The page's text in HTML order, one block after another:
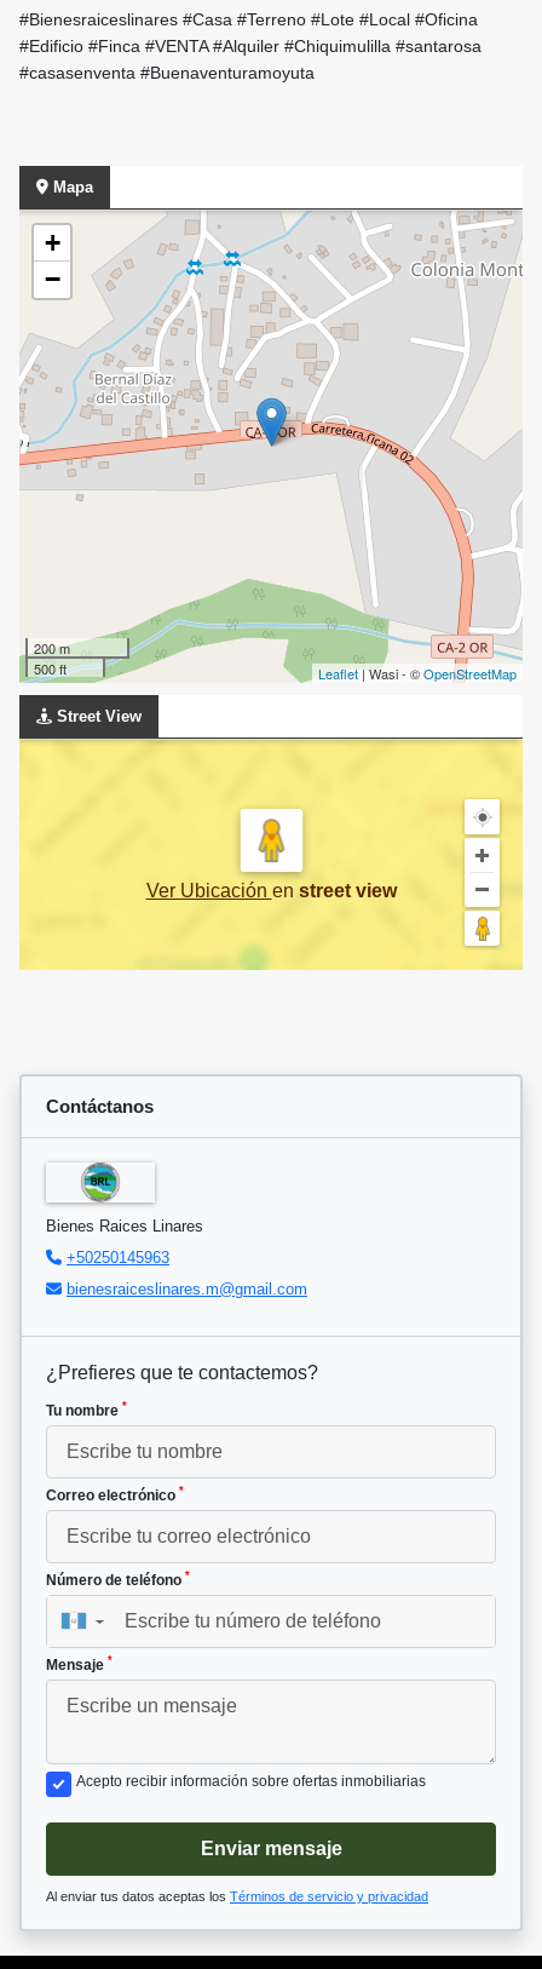
#Bienesraiceslinares #Casa #Terreno #Lote #Local #Oficina
#Edificio #Finca #VENTA #Alquiler #Chiquimulilla #santarosa
#casasenventa #Buenaventuramoyuta
Mapa
+
−
200 m
500 ft
Leaflet| Wasi - ©OpenStreetMap
Street View
Ver Ubicación en street view
Contáctanos
Bienes Raices Linares
+50250145963
bienesraiceslinares.m@gmail.com
¿Prefieres que te contactemos?
Tu nombre *
Correo electrónico *
Número de teléfono *
▼
Mensaje *
Acepto recibir información sobre ofertas inmobiliarias
Enviar mensaje
Al enviar tus datos aceptas los Términos de servicio y privacidad